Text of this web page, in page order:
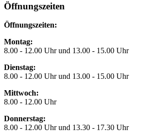
Öffnungszeiten
Öffnungszeiten:
Montag:
8.00 - 12.00 Uhr und 13.00 - 15.00 Uhr
Dienstag:
8.00 - 12.00 Uhr und 13.00 - 15.00 Uhr
Mittwoch:
8.00 - 12.00 Uhr
Donnerstag:
8.00 - 12.00 Uhr und 13.30 - 17.30 Uhr